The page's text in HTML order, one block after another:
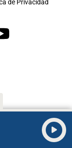
de Privacidad